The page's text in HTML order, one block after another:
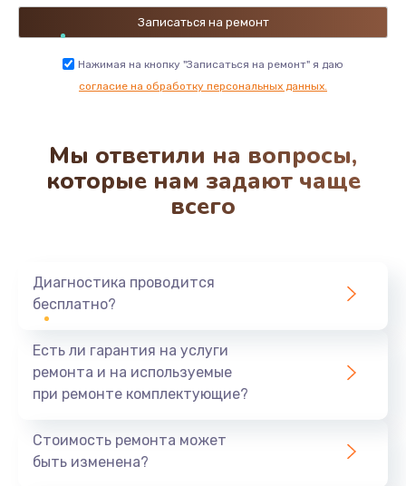
Нажимая на кнопку "Записаться на ремонт" я даю
согласие на обработку персональных данных.
Мы ответили на вопросы,
которые нам задают чаще
всего
Диагностика проводится
бесплатно?
Есть ли гарантия на услуги
ремонта и на используемые
при ремонте комплектующие?
Стоимость ремонта может
быть изменена?